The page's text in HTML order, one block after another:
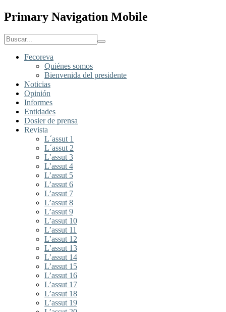
Primary Navigation Mobile
Fecoreva
Quiénes somos
Bienvenida del presidente
Noticias
Opinión
Informes
Entidades
Dosier de prensa
Revista
L´assut 1
L´assut 2
L’assut 3
L’assut 4
L’assut 5
L’assut 6
L’assut 7
L’assut 8
L’assut 9
L’assut 10
L’assut 11
L’assut 12
L’assut 13
L’assut 14
L’assut 15
L’assut 16
L’assut 17
L’assut 18
L’assut 19